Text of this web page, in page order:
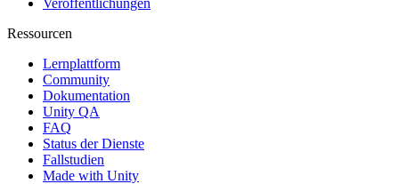
Ressourcen
Lernplattform
Community
Dokumentation
Unity QA
FAQ
Status der Dienste
Fallstudien
Made with Unity